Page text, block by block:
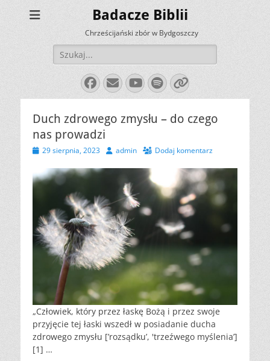
Badacze Biblii
Chrześcijański zbór w Bydgoszczy
Szukaj:
Facebook
E-
mail
YouTube
Spotify
Link
Duch zdrowego zmysłu – do czego
nas prowadzi
Opublikowano
29 sierpnia, 2023 Autoradmin Dodaj komentarz
„Człowiek, który przez łaskę Bożą i przez swoje
przyjęcie tej łaski wszedł w posiadanie ducha
zdrowego zmysłu [’rozsądku’, 'trzeźwego myślenia’]
[1] …